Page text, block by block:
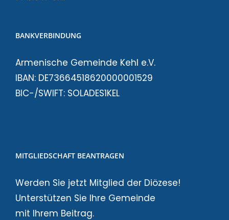
BANKVERBINDUNG
Armenische Gemeinde Kehl e.V.
IBAN: DE73664518620000001529
BIC-/SWIFT: SOLADES1KEL
MITGLIEDSCHAFT BEANTRAGEN
Werden Sie jetzt Mitglied der Diözese!
Unterstützen Sie Ihre Gemeinde
mit Ihrem Beitrag.